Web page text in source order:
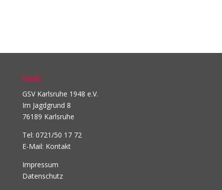
Kontakt
GSV Karlsruhe 1948 e.V.
Im Jagdgrund 8
76189 Karlsruhe
Tel: 0721/50 17 72
E-Mail: Kontakt
Impressum
Datenschutz